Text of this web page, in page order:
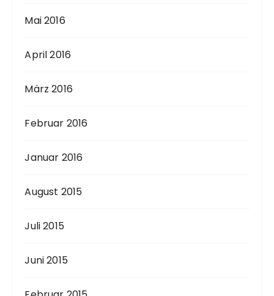
Mai 2016
April 2016
März 2016
Februar 2016
Januar 2016
August 2015
Juli 2015
Juni 2015